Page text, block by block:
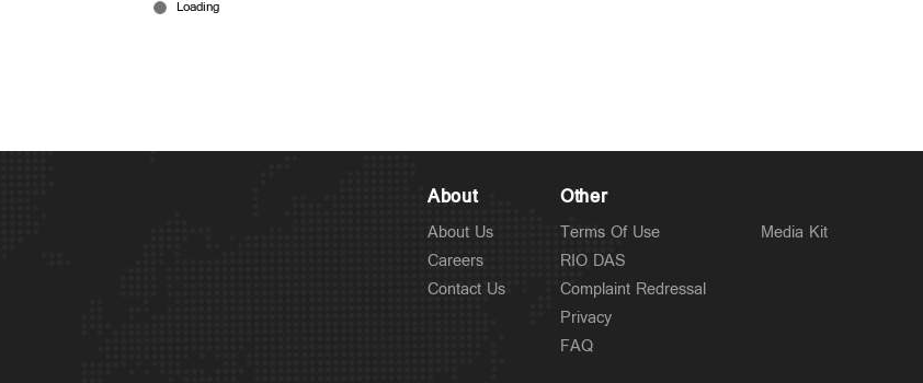
About
About Us
Careers
Contact Us
Other
Terms Of Use
RIO DAS
Complaint Redressal
Privacy
FAQ
Media Kit